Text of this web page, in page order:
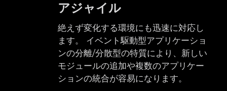
アジャイル
絶えず変化する環境にも迅速に対応し
ます。 イベント駆動型アプリケーショ
ンの分離/分散型の特質により、新しい
モジュールの追加や複数のアプリケー
ションの統合が容易になります。